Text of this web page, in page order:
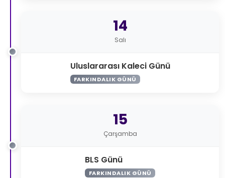
14
Salı
Uluslararası Kaleci Günü
FARKINDALIK GÜNÜ
15
Çarşamba
BLS Günü
FARKINDALIK GÜNÜ